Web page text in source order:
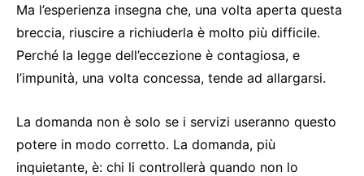
Ma l’esperienza insegna che, una volta aperta questa
breccia, riuscire a richiuderla è molto più difficile.
Perché la legge dell’eccezione è contagiosa, e
l’impunità, una volta concessa, tende ad allargarsi.
La domanda non è solo se i servizi useranno questo
potere in modo corretto. La domanda, più
inquietante, è: chi li controllerà quando non lo